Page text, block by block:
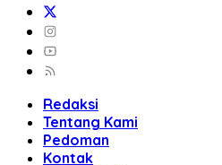
Redaksi
Tentang Kami
Pedoman
Kontak